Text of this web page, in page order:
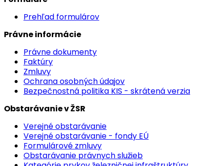
Prehľad formulárov
Právne informácie
Právne dokumenty
Faktúry
Zmluvy
Ochrana osobných údajov
Bezpečnostná politika KIS - skrátená verzia
Obstarávanie v ŽSR
Verejné obstarávanie
Verejné obstarávanie - fondy EÚ
Formulárové zmluvy
Obstarávanie právnych služieb